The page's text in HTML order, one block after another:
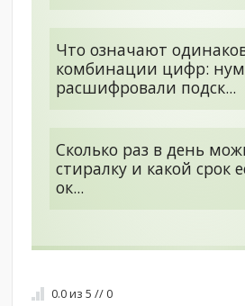
Что означают
комбинации цифр:
расшифровали подск...
Сколько раз в день
стиралку и какой срок
ок...
0.0из5 // 0